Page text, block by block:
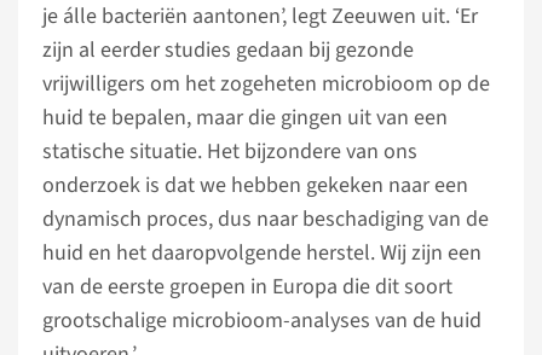
je álle bacteriën aantonen’, legt Zeeuwen uit. ‘Er
zijn al eerder studies gedaan bij gezonde
vrijwilligers om het zogeheten microbioom op de
huid te bepalen, maar die gingen uit van een
statische situatie. Het bijzondere van ons
onderzoek is dat we hebben gekeken naar een
dynamisch proces, dus naar beschadiging van de
huid en het daaropvolgende herstel. Wij zijn een
van de eerste groepen in Europa die dit soort
grootschalige microbioom-analyses van de huid